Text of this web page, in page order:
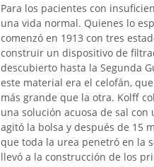
Para los pacientes con
una vida normal. Quienes lo
comenzó en 1913 con tres
construir un dispositivo de
descubierto hasta la Segunda
este material era el celofán,
más grande que la otra. Kolff
una solución acuosa de sal
agitó la bolsa y después de 15
que toda la urea penetró en la
llevó a la construcción de los